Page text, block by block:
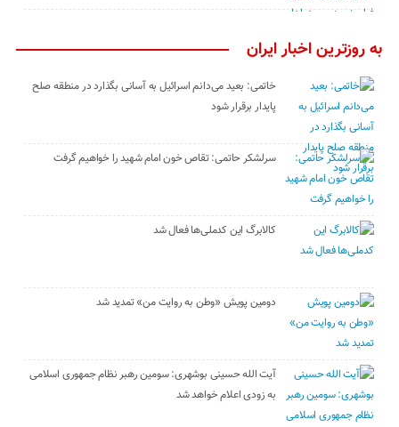
به روزترین اخبار ایران
خاتمی: بعید می‌دانم اسرائیل به آسانی بگذارد در منطقه صلح
پایدار برقرار شود
سرلشکر حاتمی: تقاص خون امام شهید را خواهیم گرفت
کالابرگ این کدملی‌ها فعال شد
دومین پویش «وطن به روایت من» تمدید شد
آیت الله حسینی بوشهری: سومین رهبر نظام جمهوری اسلامی
به زودی اعلام خواهد شد